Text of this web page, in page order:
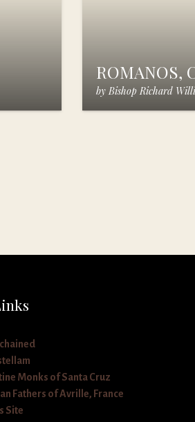
ROMANOS,
by Bishop Richard
Monks of Santa Cruz
Fathers of Avrille, France
Site